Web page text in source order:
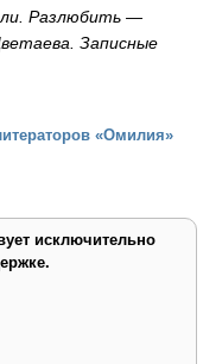
Разлюбить —
Записные
«Омилия»
исключительно